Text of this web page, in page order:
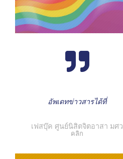
อัพเดทข่าวสารได้ที่
เฟสบุ๊ค ศูนย์นิสิตจิตอาสา มศว
คลิก